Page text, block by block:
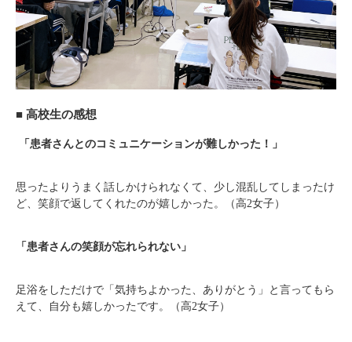
■ 高校生の感想
「患者さんとのコミュニケーションが難しかった！」
思ったよりうまく話しかけられなくて、少し混乱してしまったけ
ど、笑顔で返してくれたのが嬉しかった。（高2女子）
「患者さんの笑顔が忘れられない」
足浴をしただけで「気持ちよかった、ありがとう」と言ってもら
えて、自分も嬉しかったです。（高2女子）